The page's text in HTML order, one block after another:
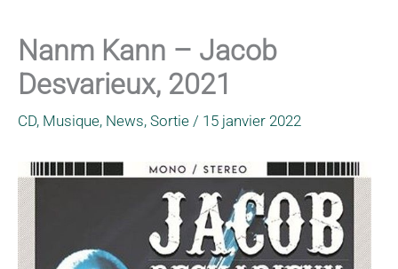
Nanm Kann – Jacob
Desvarieux, 2021
CD, Musique, News, Sortie / 15 janvier 2022